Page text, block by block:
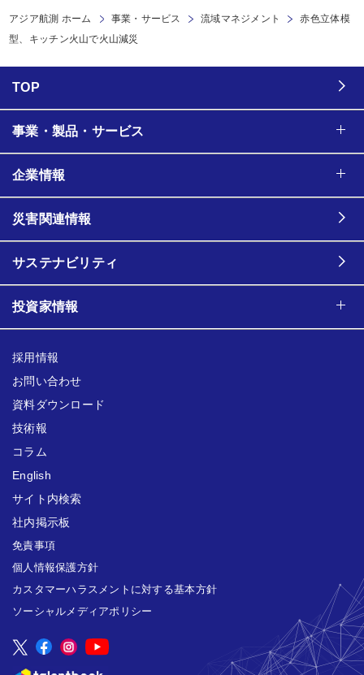
アジア航測 ホーム 事業・サービス 流域マネジメント
赤色立体模
型、キッチン火山で火山減災
TOP
事業・製品・サービス
企業情報
災害関連情報
サステナビリティ
投資家情報
採用情報
お問い合わせ
資料ダウンロード
技術報
コラム
English
サイト内検索
社内掲示板
免責事項
個人情報保護方針
カスタマーハラスメントに対する基本方針
ソーシャルメディアポリシー